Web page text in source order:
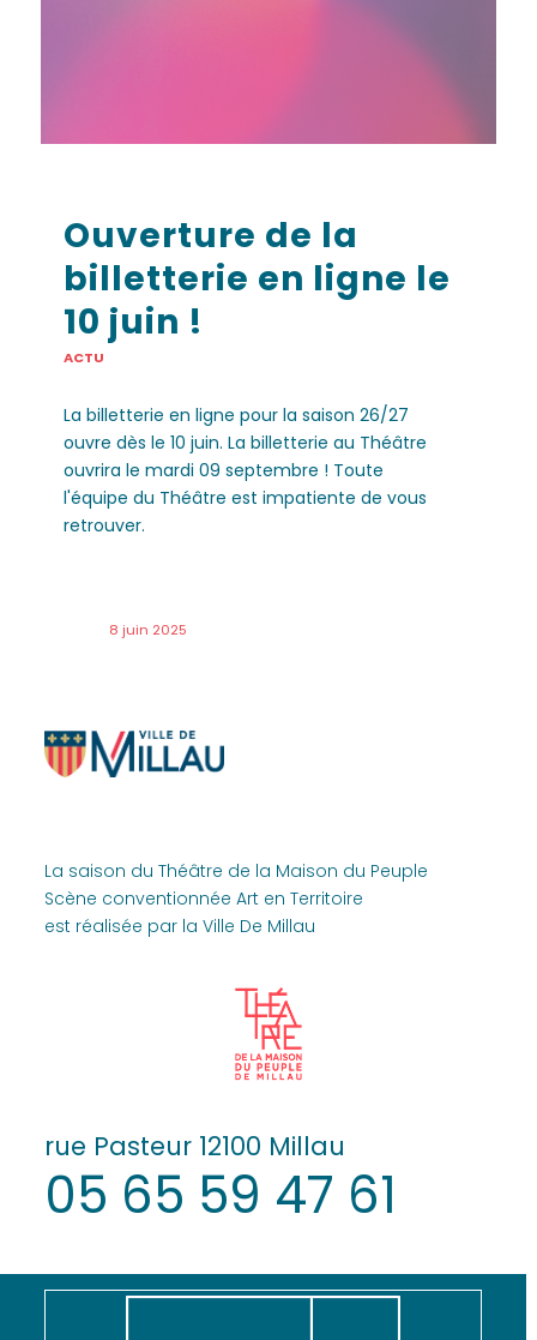
Ouverture de la
billetterie en ligne le
10 juin !
ACTU
La billetterie en ligne pour la saison 26/27
ouvre dès le 10 juin. La billetterie au Théâtre
ouvrira le mardi 09 septembre ! Toute
l'équipe du Théâtre est impatiente de vous
retrouver.
8 juin 2025
La saison du Théâtre de la Maison du Peuple
Scène conventionnée Art en Territoire
est réalisée par la Ville De Millau
rue Pasteur 12100 Millau
05 65 59 47 61